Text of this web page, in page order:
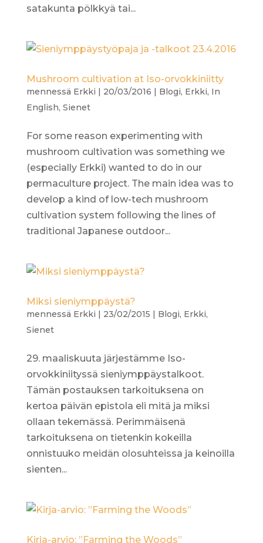
satakunta pölkkyä tai...
Mushroom cultivation at Iso-orvokkiniitty
mennessä Erkki | 20/03/2016 | Blogi, Erkki, In
English, Sienet
For some reason experimenting with
mushroom cultivation was something we
(especially Erkki) wanted to do in our
permaculture project. The main idea was to
develop a kind of low-tech mushroom
cultivation system following the lines of
traditional Japanese outdoor...
Miksi sieniymppäystä?
mennessä Erkki | 23/02/2015 | Blogi, Erkki,
Sienet
29. maaliskuuta järjestämme Iso-
orvokkiniityssä sieniymppäystalkoot.
Tämän postauksen tarkoituksena on
kertoa päivän epistola eli mitä ja miksi
ollaan tekemässä. Perimmäisenä
tarkoituksena on tietenkin kokeilla
onnistuuko meidän olosuhteissa ja keinoilla
sienten...
Kirja-arvio: ”Farming the Woods”